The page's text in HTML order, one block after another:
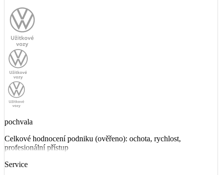
pochvala
Celkové hodnocení podniku (ověřeno): ochota, rychlost,
profesionální přístup
Service